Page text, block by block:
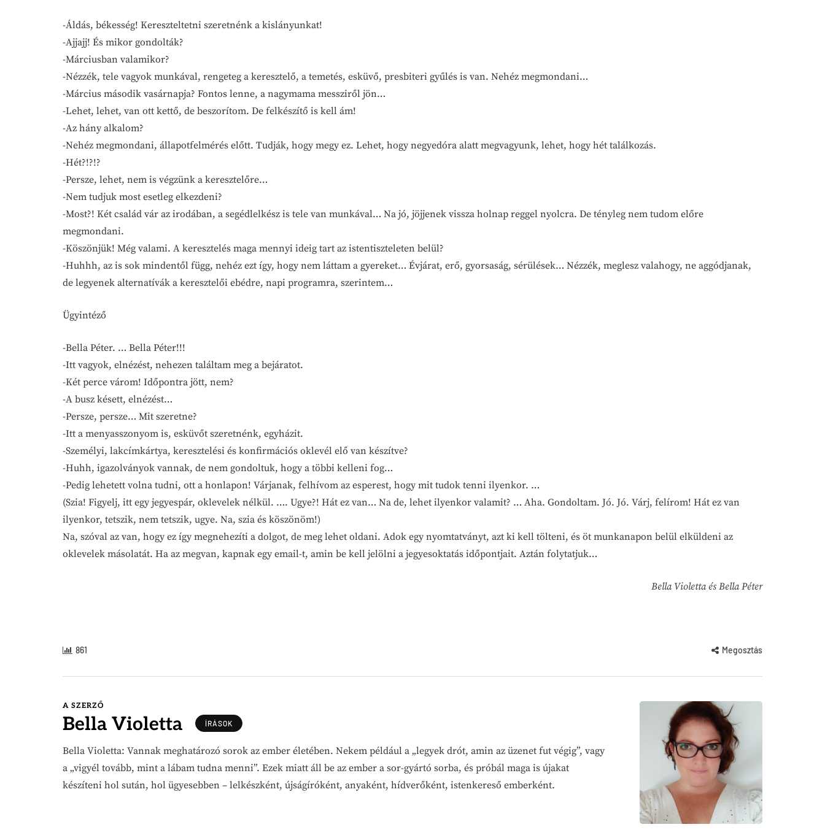
-Áldás, békesség! Kereszteltetni szeretnénk a kislányunkat!
-Ajjajj! És mikor gondolták?
-Márciusban valamikor?
-Nézzék, tele vagyok munkával, rengeteg a keresztelő, a temetés, esküvő, presbiteri gyűlés is van. Nehéz megmondani…
-Március második vasárnapja? Fontos lenne, a nagymama messziről jön…
-Lehet, lehet, van ott kettő, de beszorítom. De felkészítő is kell ám!
-Az hány alkalom?
-Nehéz megmondani, állapotfelmérés előtt. Tudják, hogy megy ez. Lehet, hogy negyedóra alatt megvagyunk, lehet, hogy hét találkozás.
-Hét?!?!?
-Persze, lehet, nem is végzünk a keresztelőre…
-Nem tudjuk most esetleg elkezdeni?
-Most?! Két család vár az irodában, a segédlelkész is tele van munkával… Na jó, jöjjenek vissza holnap reggel nyolcra. De tényleg nem tudom előre
megmondani.
-Köszönjük! Még valami. A keresztelés maga mennyi ideig tart az istentiszteleten belül?
-Huhhh, az is sok mindentől függ, nehéz ezt így, hogy nem láttam a gyereket… Évjárat, erő, gyorsaság, sérülések… Nézzék, meglesz valahogy, ne aggódjanak,
de legyenek alternatívák a keresztelői ebédre, napi programra, szerintem…
Ügyintéző
-Bella Péter. … Bella Péter!!!
-Itt vagyok, elnézést, nehezen találtam meg a bejáratot.
-Két perce várom! Időpontra jött, nem?
-A busz késett, elnézést…
-Persze, persze… Mit szeretne?
-Itt a menyasszonyom is, esküvőt szeretnénk, egyházit.
-Személyi, lakcímkártya, keresztelési és konfirmációs oklevél elő van készítve?
-Huhh, igazolványok vannak, de nem gondoltuk, hogy a többi kelleni fog…
-Pedig lehetett volna tudni, ott a honlapon! Várjanak, felhívom az esperest, hogy mit tudok tenni ilyenkor. …
(Szia! Figyelj, itt egy jegyespár, oklevelek nélkül. …. Ugye?! Hát ez van… Na de, lehet ilyenkor valamit? … Aha. Gondoltam. Jó. Jó. Várj, felírom! Hát ez van
ilyenkor, tetszik, nem tetszik, ugye. Na, szia és köszönöm!)
Na, szóval az van, hogy ez így megnehezíti a dolgot, de meg lehet oldani. Adok egy nyomtatványt, azt ki kell tölteni, és öt munkanapon belül elküldeni az
oklevelek másolatát. Ha az megvan, kapnak egy email-t, amin be kell jelölni a jegyesoktatás időpontjait. Aztán folytatjuk…
Bella Violetta és Bella Péter
861 Megosztás
A SZERZŐ
Bella Violetta ÍRÁSOK
Bella Violetta: Vannak meghatározó sorok az ember életében. Nekem például a „legyek drót, amin az üzenet fut végig”, vagy
a „vigyél tovább, mint a lábam tudna menni”. Ezek miatt áll be az ember a sor-gyártó sorba, és próbál maga is újakat
készíteni hol sután, hol ügyesebben – lelkészként, újságíróként, anyaként, hídverőként, istenkereső emberként.